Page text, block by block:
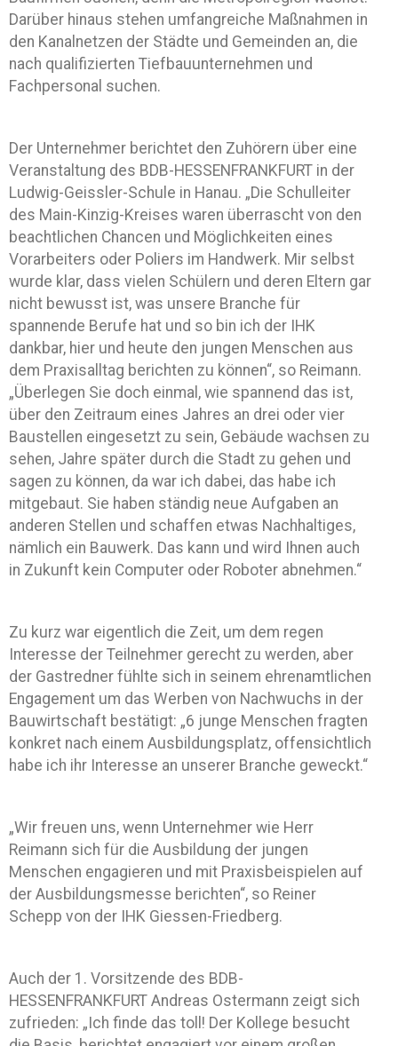
Darüber hinaus stehen umfangreiche Maßnahmen in
den Kanalnetzen der Städte und Gemeinden an, die
nach qualifizierten Tiefbauunternehmen und
Fachpersonal suchen.
Der Unternehmer berichtet den Zuhörern über eine
Veranstaltung des BDB-HESSENFRANKFURT in der
Ludwig-Geissler-Schule in Hanau. „Die Schulleiter
des Main-Kinzig-Kreises waren überrascht von den
beachtlichen Chancen und Möglichkeiten eines
Vorarbeiters oder Poliers im Handwerk. Mir selbst
wurde klar, dass vielen Schülern und deren Eltern gar
nicht bewusst ist, was unsere Branche für
spannende Berufe hat und so bin ich der IHK
dankbar, hier und heute den jungen Menschen aus
dem Praxisalltag berichten zu können“, so Reimann.
„Überlegen Sie doch einmal, wie spannend das ist,
über den Zeitraum eines Jahres an drei oder vier
Baustellen eingesetzt zu sein, Gebäude wachsen zu
sehen, Jahre später durch die Stadt zu gehen und
sagen zu können, da war ich dabei, das habe ich
mitgebaut. Sie haben ständig neue Aufgaben an
anderen Stellen und schaffen etwas Nachhaltiges,
nämlich ein Bauwerk. Das kann und wird Ihnen auch
in Zukunft kein Computer oder Roboter abnehmen.“
Zu kurz war eigentlich die Zeit, um dem regen
Interesse der Teilnehmer gerecht zu werden, aber
der Gastredner fühlte sich in seinem ehrenamtlichen
Engagement um das Werben von Nachwuchs in der
Bauwirtschaft bestätigt: „6 junge Menschen fragten
konkret nach einem Ausbildungsplatz, offensichtlich
habe ich ihr Interesse an unserer Branche geweckt.“
„Wir freuen uns, wenn Unternehmer wie Herr
Reimann sich für die Ausbildung der jungen
Menschen engagieren und mit Praxisbeispielen auf
der Ausbildungsmesse berichten“, so Reiner
Schepp von der IHK Giessen-Friedberg.
Auch der 1. Vorsitzende des BDB-
HESSENFRANKFURT Andreas Ostermann zeigt sich
zufrieden: „Ich finde das toll! Der Kollege besucht